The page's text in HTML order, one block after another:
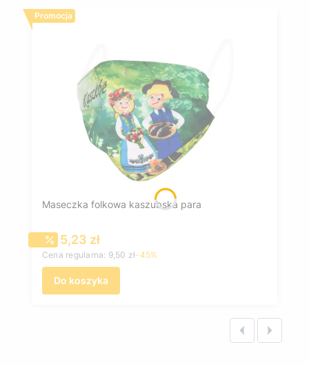
Promocja
Maseczka folkowa kaszubska para
Cena promocyjna
5,23 zł
Cena regularna: 9,50 zł-45%
Do koszyka